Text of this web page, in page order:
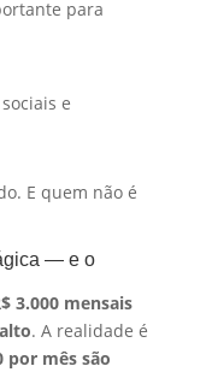
para
e
E quem não é
— e o
3.000 mensais
. A realidade é
por mês são